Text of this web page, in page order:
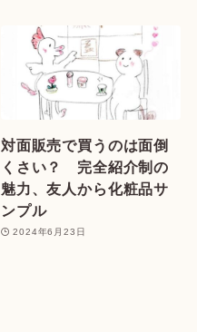
対面販売で買うのは面倒
くさい？ 完全紹介制の
魅力、友人から化粧品サ
ンプル
2024年6月23日